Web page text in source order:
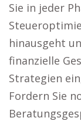
Sie in jeder
hinausgeht
finanzielle
Strategien
Fordern Sie